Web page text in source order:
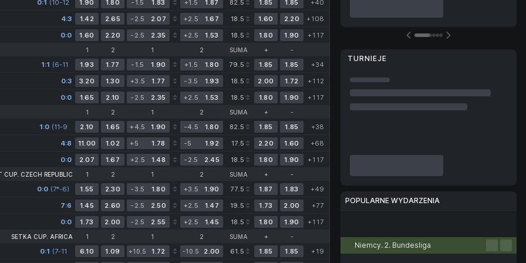
0:1 (10-12
1.90 1.80 -1.5 1.83 +1.5 1.87 82.5 1.85 1.85
+40
4:3 1.42 2.65 -2.5 2.07 +2.5 1.67 18.5 1.60 2.20
+108
0:0 1.60 2.20 -2.5 2.35 +2.5 1.53 18.5 1.80 1.90 +117
1 2 1 2 SUMA + -
1:1 (6-11
0*-3)
1.93 1.77 -1.5 1.90 +1.5 1.80 79.5 1.85 1.85
+34
0:3 3.20 1.30 +3.5 1.77 -3.5 1.93 18.5 2.00 1.72
+112
0:0 1.65 2.10 -2.5 2.35 +2.5 1.53 18.5 1.80 1.90 +117
1 2 1 2 SUMA + -
1:0 (11-9
2.10 1.65 +4.5 1.90 -4.5 1.80 82.5 1.85 1.85
+38
4:8 11.00 1.02 +5 1.78 -5 1.92 17.5 2.20 1.60
+68
0:0 2.07 1.67 +2.5 1.48 -2.5 2.45 18.5 1.80 1.90 +117
CUP. CZECH REPUBLIC 1 2 1 2 SUMA + -
0:0 (7*-6) 1.55 2.30 -3.5 1.80 +3.5 1.90 77.5 1.87 1.83
+49
7:6 1.45 2.60 -2.5 2.50 +2.5 1.47 19.5 1.73 2.00
+77
0:0 1.73 2.00 -2.5 2.55 +2.5 1.45 18.5 1.80 1.90 +117
SETKA CUP. AFRICA 1 2 1 2 SUMA + -
0:1 (7-11
6.10 1.09 +10.5 1.72 -10.5 2.00 61.5 1.85 1.85 +19
TURNIEJE
POPULARNE WYDARZENIA
Niemcy. 2. Bundesliga